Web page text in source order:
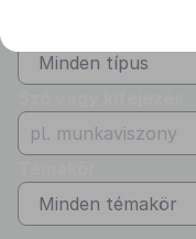
Minden típus
Minden témakör